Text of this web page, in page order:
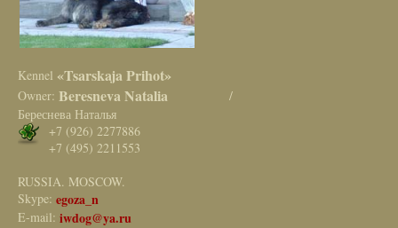
Kennel «Tsarskaja Prihot»
Owner: Beresneva Natalia /
Береснева Наталья
+7 (926) 2277886
+7 (495) 2211553
RUSSIA. MOSCOW.
Skype: egoza_n
E-mail: iwdog@ya.ru